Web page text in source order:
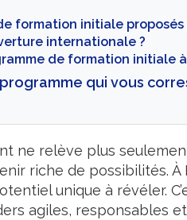
formation initiale proposés
internationale ?
de formation initiale à
qui vous
ne relève plus
riche de possibilités. À
unique à révéler.
agiles, responsables